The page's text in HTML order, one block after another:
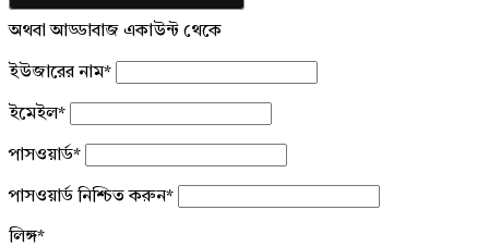
অথবা আড্ডাবাজ একাউন্ট থেকে
ইউজারের নাম*
ইমেইল*
পাসওয়ার্ড*
পাসওয়ার্ড নিশ্চিত করুন*
লিঙ্গ*